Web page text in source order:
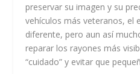
preservar su imagen y su
vehículos más veteranos, el
diferente, pero aun así
reparar los rayones más
“cuidado” y evitar que